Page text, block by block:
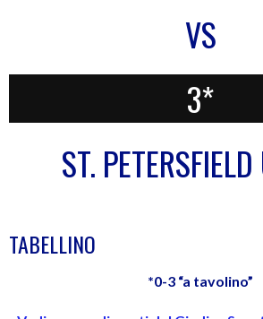
VS
3*
ST.
TABELLINO
*0-3 “a tavolino”